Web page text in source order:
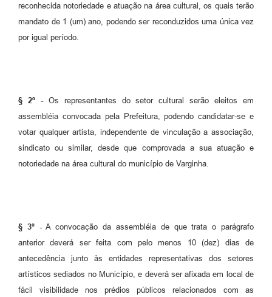
reconhecida notoriedade e atuação na área cultural, os quais terão
mandato de 1 (um) ano, podendo ser reconduzidos uma única vez
por igual período.
§ 2º -Os representantes do setor cultural serão eleitos em
assembléia convocada pela Prefeitura, podendo candidatar-se e
votar qualquer artista, independente de vinculação a associação,
sindicato ou similar, desde que comprovada a sua atuação e
notoriedade na área cultural do município de Varginha.
§ 3º -A convocação da assembléia de que trata o parágrafo
anterior deverá ser feita com pelo menos 10 (dez) dias de
antecedência junto às entidades representativas dos setores
artísticos sediados no Município, e deverá ser afixada em local de
fácil visibilidade nos prédios públicos relacionados com as